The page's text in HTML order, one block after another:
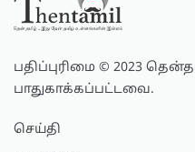
பதிப்புரிமை © 2023
பாதுகாக்கப்பட்டவை.
செய்தி